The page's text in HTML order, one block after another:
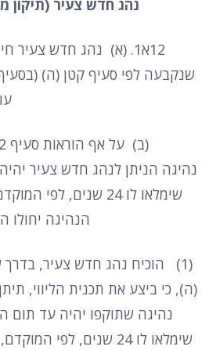
נהג חדש צעיר (תיקון
12א1. ( א) נהג חדש צעיר
שנקבעה לפי סעיף קטן (ה) (
(ב) על אף הוראות סעיף
נהיגה הניתן לנהג חדש צעיר
שימלאו לו 24 שנים, לפי
הנהיגה יחולו
(1) הוכיח נהג חדש צעיר, בדרך
(ה), כי ביצע את תכנית הליווי,
נהיגה שתוקפו יהיה עד תום
שימלאו לו 24 שנים, לפי המוקדם,